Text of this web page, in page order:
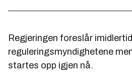
Regjeringen foreslår
reguleringsmyndighetene
startes opp igjen nå.